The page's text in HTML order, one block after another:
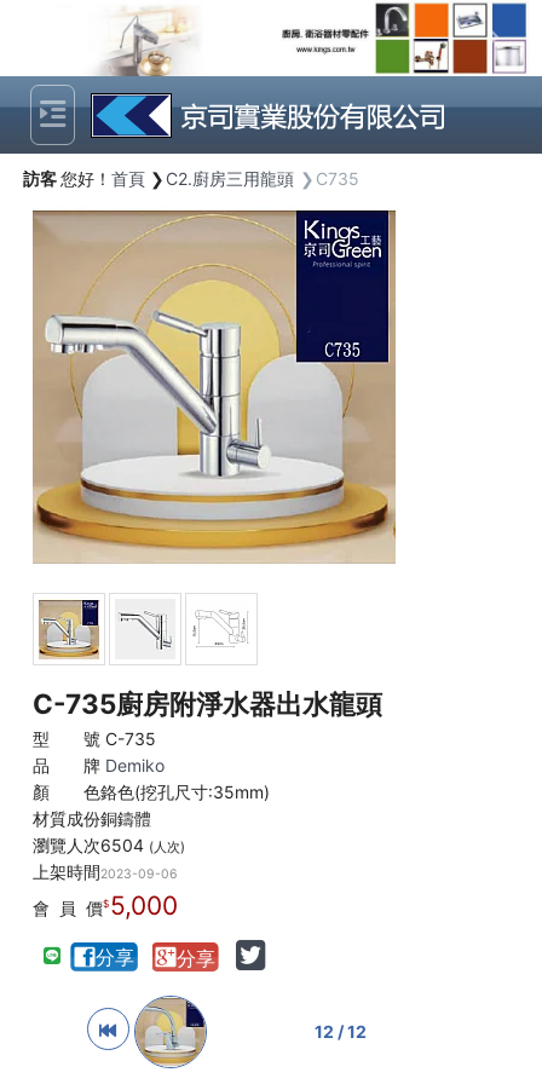
Previous Next
訪客您好！ 首頁 C2.廚房三用龍頭 C735
C-735廚房附淨水器出水龍頭
型 號 C-735
品 牌 Demiko
顏 色鉻色(挖孔尺寸:35mm)
材質成份銅鑄體
瀏覽人次6504 (人次)
上架時間2023-09-06
會 員 價 5,000
12 / 12